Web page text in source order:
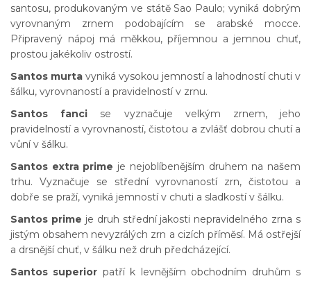
santosu, produkovaným ve státě Sao Paulo; vyniká dobrým
vyrovnaným zrnem podobajícím se arabské mocce.
Připravený nápoj má měkkou, příjemnou a jemnou chuť,
prostou jakékoliv ostrostí.
Santos murta vyniká vysokou jemností a lahodností chuti v
šálku, vyrovnaností a pravidelností v zrnu.
Santos fanci se vyznačuje velkým zrnem, jeho
pravidelností a vyrovnaností, čistotou a zvlášť dobrou chutí a
vůní v šálku.
Santos extra prime je nejoblíbenějším druhem na našem
trhu. Vyznačuje se střední vyrovnaností zrn, čistotou a
dobře se praží, vyniká jemností v chuti a sladkostí v šálku.
Santos prime je druh střední jakosti nepravidelného zrna s
jistým obsahem nevyzrálých zrn a cizích příměsí. Má ostřejší
a drsnější chuť, v šálku než druh předcházející.
Santos superior patří k levnějším obchodním druhům s